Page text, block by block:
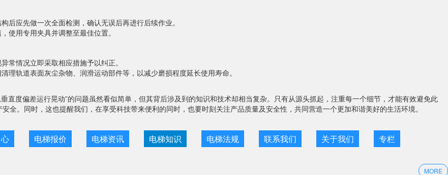
后应先做一次全面检测，确认无误后再进行后续作业。
使用专用夹具并调整至最佳位置。
常情况立即采取相应措施予以纠正。
理轨道表面灰尘杂物、润滑运动部件等，以减少磨损程度延长使用寿命。
直度偏差运行晃动”的问题虽然看似简单，但其背后涉及到的知识和技术却相当复杂。只有从源头抓起，注重每一个细节，才能有效避免此
全。同时，这也提醒我们，在享受科技带来便利的同时，也要时刻关注产品质量及安全性，共同营造一个更加和谐美好的生活环境。
电梯报价 电梯资讯 电梯知识 电梯法规 联系我们 关于我们 专栏
MORE